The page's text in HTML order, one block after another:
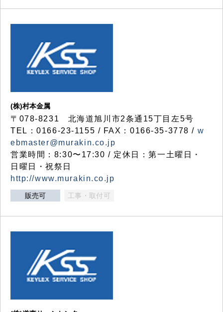
(株)村本金属
〒078-8231 北海道旭川市2条通15丁目左5号
TEL：0166-23-1155 / FAX：0166-35-3778 / w
ebmaster@murakin.co.jp
営業時間：8:30〜17:30 / 定休日：第一土曜日・
日曜日・祝祭日
http://www.murakin.co.jp
販売可 工事・取付可